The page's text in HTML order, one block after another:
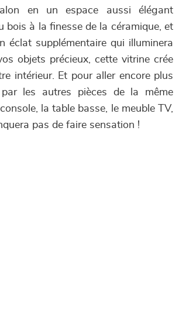
en un espace aussi élégant
bois à la finesse de la céramique, et
éclat supplémentaire qui illuminera
objets précieux, cette vitrine crée
intérieur. Et pour aller encore plus
les autres pièces de la même
la table basse, le meuble TV,
pas de faire sensation !